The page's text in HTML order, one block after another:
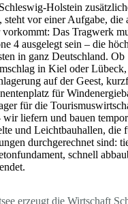
Holstein
steht vor einer Aufgabe, die
vorkommt: Das Tragwerk
4 ausgelegt sein – die
in ganz Deutschland. Ob
in Kiel oder Lübeck,
auf der Geest,
für
für die
wir liefern und bauen
und Leichtbauhallen, die
durchgerechnet sind:
schnell
erzeugt die Wirtschaft